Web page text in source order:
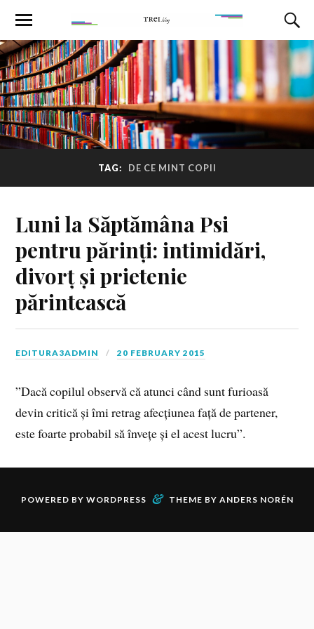
TAG: DE CE MINT COPII
Luni la Săptămâna Psi
pentru părinți: intimidări,
divorț și prietenie
părintească
EDITURA3ADMIN 20 FEBRUARY 2015
”Dacă copilul observă că atunci când sunt furioasă
devin critică și îmi retrag afecțiunea față de partener,
este foarte probabil să învețe și el acest lucru”.
POWERED BY WORDPRESS & THEME BY ANDERS NORÉN